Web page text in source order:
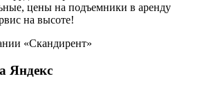
цены на подъемники в аренду
на высоте!
«Скандирент»
Яндекс